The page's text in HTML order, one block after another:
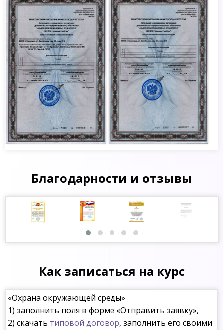
Благодарности и отзывы
Как записаться на курс
«Охрана окружающей среды»
1) заполнить поля в форме «Отправить заявку»,
2) скачать типовой договор, заполнить его своими